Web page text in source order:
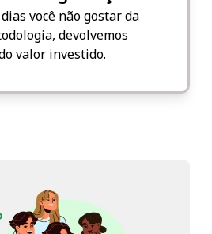
você não gostar da
devolvemos
valor investido.